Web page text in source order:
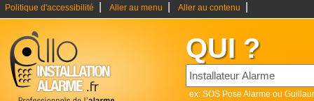
Politique d'accessibilité Aller au menu Aller au contenu
QUI ?
ex: SOS Pose Alarme ou